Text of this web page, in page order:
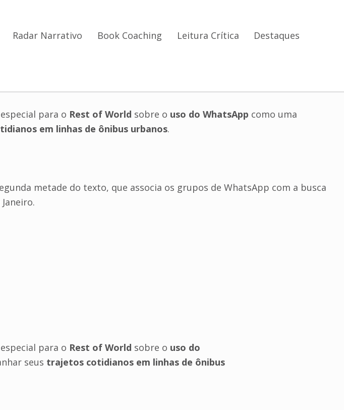
Radar Narrativo Book Coaching Leitura Crítica Destaques
para o Rest of World sobre o uso do WhatsApp como uma
em linhas de ônibus urbanos.
metade do texto, que associa os grupos de WhatsApp com a busca
para o Rest of World sobre o uso do
seus trajetos cotidianos em linhas de ônibus